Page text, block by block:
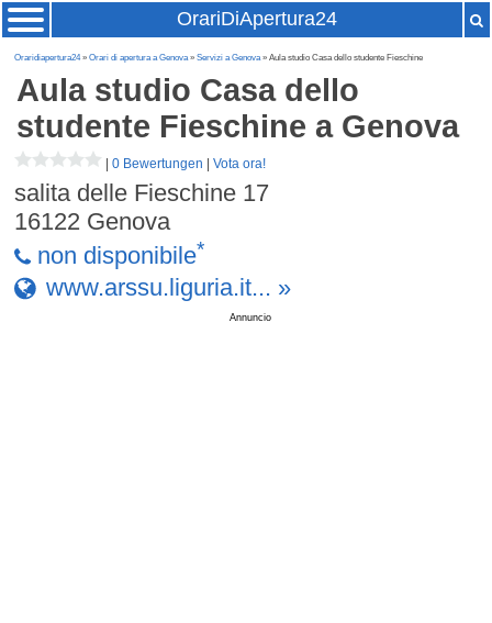
OrariDiApertura24
Oraridiapertura24»Orari di apertura a Genova»Servizi a Genova» Aula studio Casa dello studente Fieschine
Aula studio Casa dello
studente Fieschine a Genova
|0 Bewertungen |Vota ora!
salita delle Fieschine 17
16122 Genova
non disponibile*
www.arssu.liguria.it... »
Annuncio